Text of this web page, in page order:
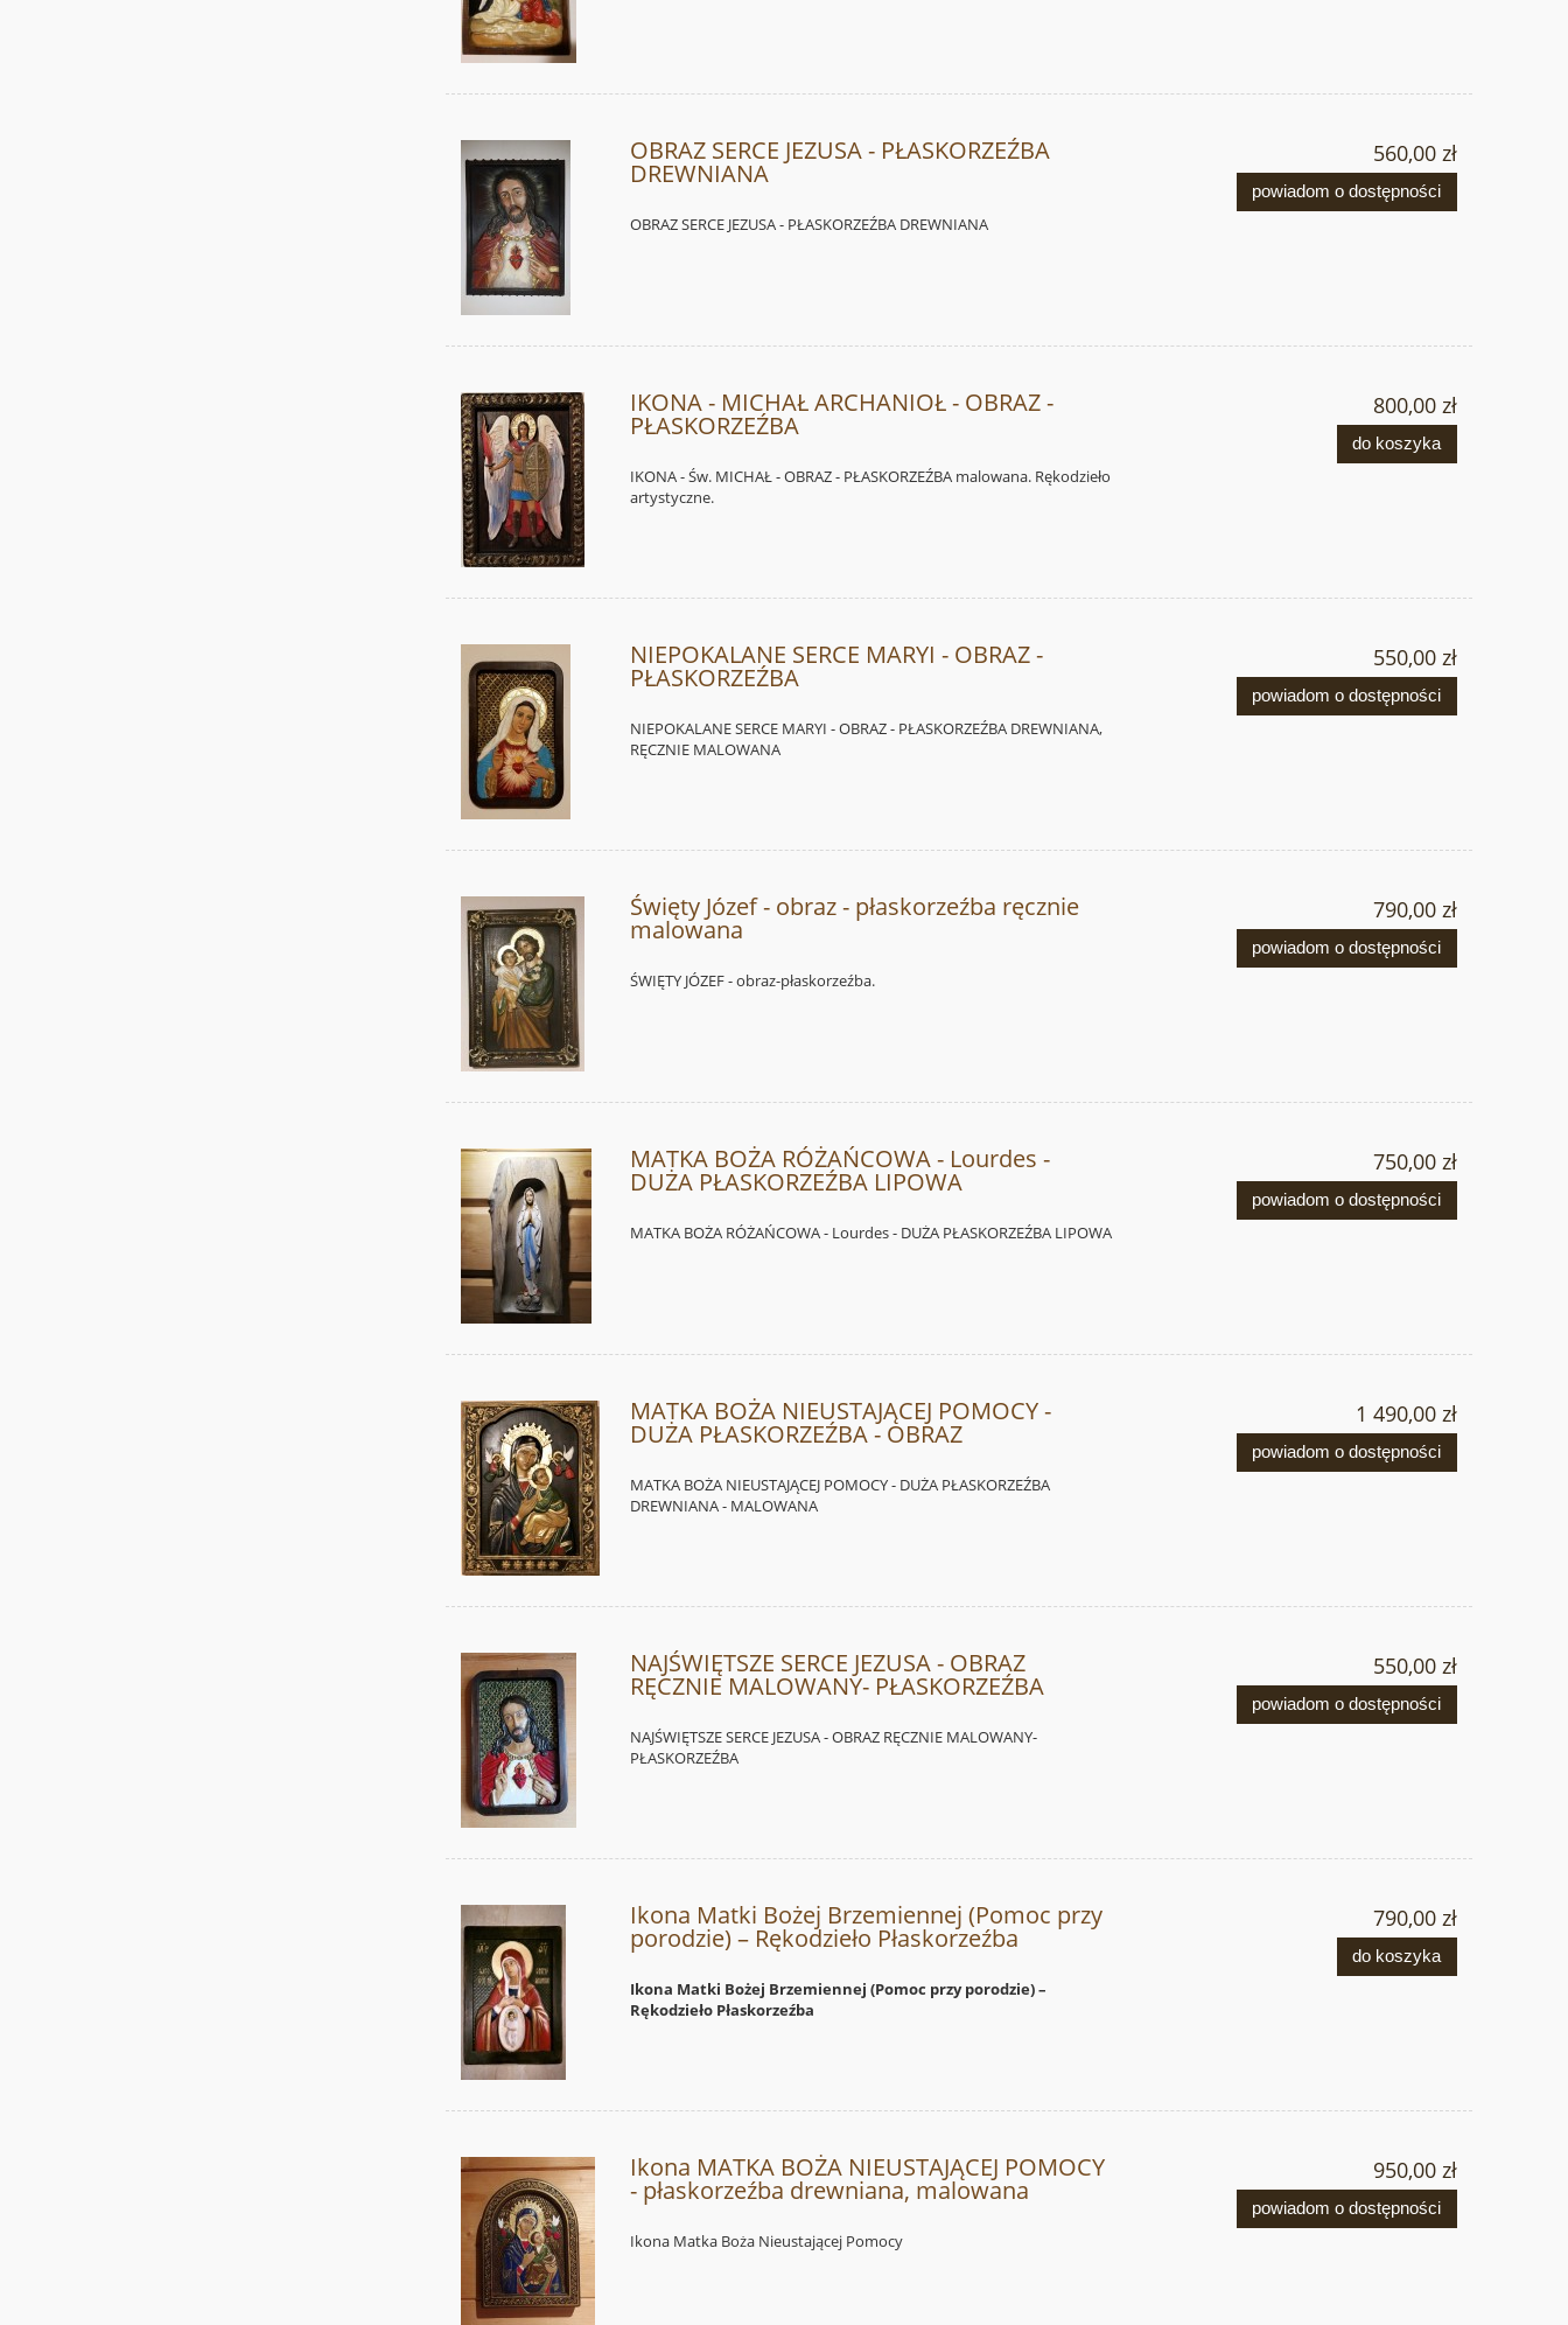
OBRAZ SERCE JEZUSA - PŁASKORZEŹBA
DREWNIANA
OBRAZ SERCE JEZUSA - PŁASKORZEŹBA DREWNIANA
560,00 zł
powiadom o dostępności
IKONA - MICHAŁ ARCHANIOŁ - OBRAZ -
PŁASKORZEŹBA
IKONA - Św. MICHAŁ - OBRAZ - PŁASKORZEŹBA malowana. Rękodzieło
artystyczne.
800,00 zł
do koszyka
NIEPOKALANE SERCE MARYI - OBRAZ -
PŁASKORZEŹBA
NIEPOKALANE SERCE MARYI - OBRAZ - PŁASKORZEŹBA DREWNIANA,
RĘCZNIE MALOWANA
550,00 zł
powiadom o dostępności
Święty Józef - obraz - płaskorzeźba ręcznie
malowana
ŚWIĘTY JÓZEF - obraz-płaskorzeźba.
790,00 zł
powiadom o dostępności
MATKA BOŻA RÓŻAŃCOWA - Lourdes -
DUŻA PŁASKORZEŹBA LIPOWA
MATKA BOŻA RÓŻAŃCOWA - Lourdes - DUŻA PŁASKORZEŹBA LIPOWA
750,00 zł
powiadom o dostępności
MATKA BOŻA NIEUSTAJĄCEJ POMOCY -
DUŻA PŁASKORZEŹBA - OBRAZ
MATKA BOŻA NIEUSTAJĄCEJ POMOCY - DUŻA PŁASKORZEŹBA
DREWNIANA - MALOWANA
1 490,00 zł
powiadom o dostępności
NAJŚWIĘTSZE SERCE JEZUSA - OBRAZ
RĘCZNIE MALOWANY- PŁASKORZEŹBA
NAJŚWIĘTSZE SERCE JEZUSA - OBRAZ RĘCZNIE MALOWANY-
PŁASKORZEŹBA
550,00 zł
powiadom o dostępności
Ikona Matki Bożej Brzemiennej (Pomoc przy
porodzie) – Rękodzieło Płaskorzeźba
Ikona Matki Bożej Brzemiennej (Pomoc przy porodzie) –
Rękodzieło Płaskorzeźba
790,00 zł
do koszyka
Ikona MATKA BOŻA NIEUSTAJĄCEJ POMOCY
- płaskorzeźba drewniana, malowana
Ikona Matka Boża Nieustającej Pomocy
950,00 zł
powiadom o dostępności